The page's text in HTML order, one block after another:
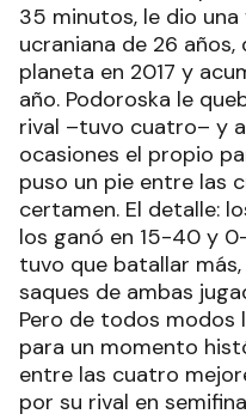
35 minutos, le dio
ucraniana de 26
planeta en 2017 y
año. Podoroska le
rival –tuvo cuatro– y
ocasiones el propio
puso un pie entre las
certamen. El detalle:
los ganó en 15-40 y
tuvo que batallar
saques de ambas
Pero de todos
para un momento
entre las cuatro
por su rival en